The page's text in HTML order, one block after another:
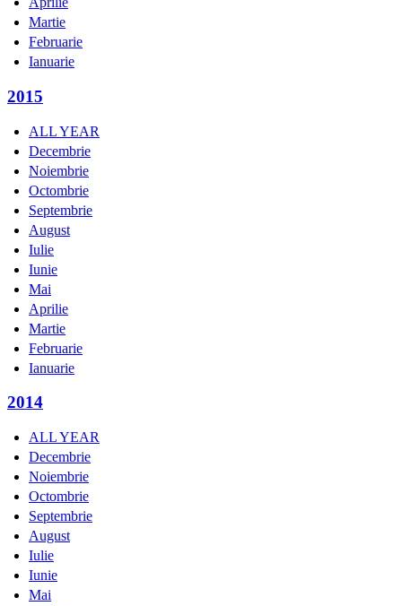
Martie
Februarie
Ianuarie
2015
ALL YEAR
Decembrie
Noiembrie
Octombrie
Septembrie
August
Iulie
Iunie
Mai
Aprilie
Martie
Februarie
Ianuarie
2014
ALL YEAR
Decembrie
Noiembrie
Octombrie
Septembrie
August
Iulie
Iunie
Mai